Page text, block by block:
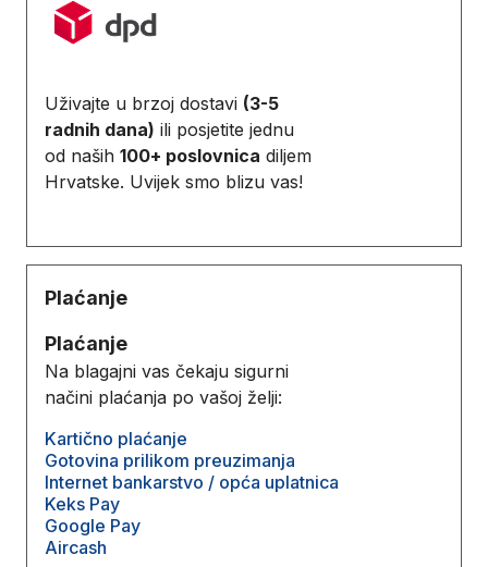
Uživajte u brzoj dostavi (3-5
radnih dana) ili posjetite jednu
od naših 100+ poslovnica diljem
Hrvatske. Uvijek smo blizu vas!
Plaćanje
Plaćanje
Na blagajni vas čekaju sigurni
načini plaćanja po vašoj želji:
Kartično plaćanje
Gotovina prilikom preuzimanja
Internet bankarstvo / opća uplatnica
Keks Pay
Google Pay
Aircash